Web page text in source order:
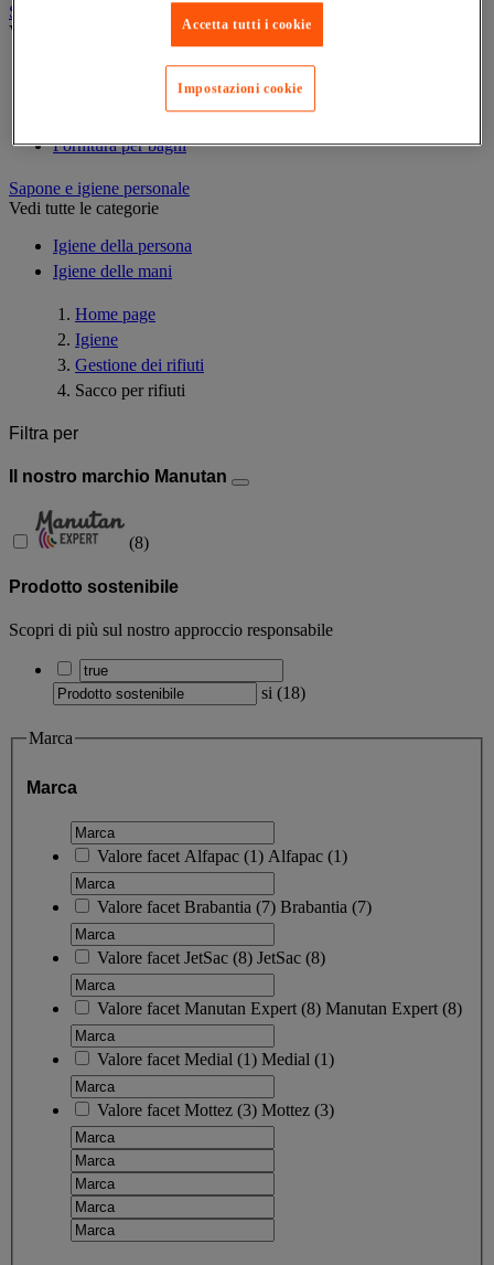
Sanitari, doccia e bagno
Vedi tutte le categorie
Accessori per docce
Attrezzature da bagno
Fornitura per bagni
Sapone e igiene personale
Vedi tutte le categorie
Igiene della persona
Igiene delle mani
Home page
Igiene
Gestione dei rifiuti
Sacco per rifiuti
Filtra per
Il nostro marchio Manutan
(8)
Prodotto sostenibile
Scopri di più sul nostro approccio responsabile
si (18)
Marca
Marca
Valore facet Alfapac (1) Alfapac (1)
Valore facet Brabantia (7) Brabantia (7)
Valore facet JetSac (8) JetSac (8)
Valore facet Manutan Expert (8) Manutan Expert (8)
Valore facet Medial (1) Medial (1)
Valore facet Mottez (3) Mottez (3)
Accetta tutti i cookie
Impostazioni cookie